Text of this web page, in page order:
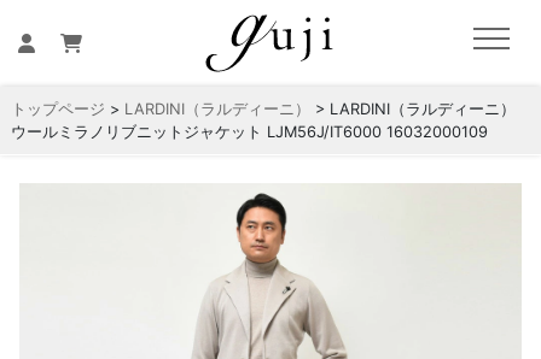
トップページ > LARDINI（ラルディーニ）
> LARDINI（ラルディーニ）
ウールミラノリブニットジャケット LJM56J/IT6000 16032000109